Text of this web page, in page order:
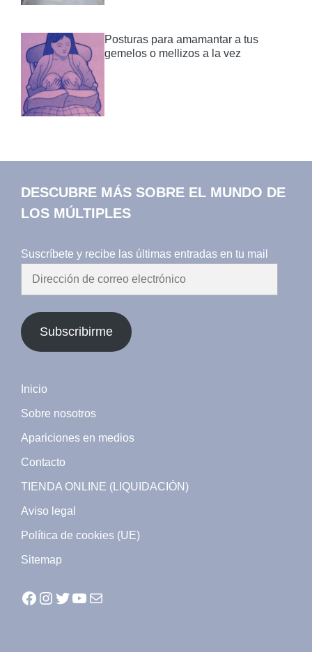
Posturas para amamantar a tus
gemelos o mellizos a la vez
DESCUBRE MÁS SOBRE EL MUNDO DE
LOS MÚLTIPLES
Suscríbete y recibe las últimas entradas en tu mail
Dirección
correo
electrónico
Subscribirme
Inicio
Sobre nosotros
Apariciones en medios
Contacto
TIENDA ONLINE (LIQUIDACIÓN)
Aviso legal
Política de cookies (UE)
Sitemap
Facebook
Instagram
Twitter
YouTube
Mail